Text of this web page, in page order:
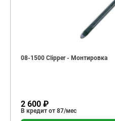
08-1500 Clipper - Монтировка
2 600 ₽
В кредит от 87/мес